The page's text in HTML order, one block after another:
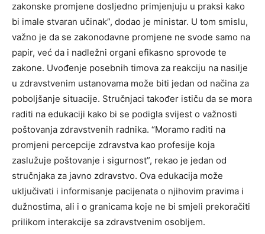
zakonske promjene dosljedno primjenjuju u praksi kako
bi imale stvaran učinak”, dodao je ministar. U tom smislu,
važno je da se zakonodavne promjene ne svode samo na
papir, već da i nadležni organi efikasno sprovode te
zakone. Uvođenje posebnih timova za reakciju na nasilje
u zdravstvenim ustanovama može biti jedan od načina za
poboljšanje situacije. Stručnjaci također ističu da se mora
raditi na edukaciji kako bi se podigla svijest o važnosti
poštovanja zdravstvenih radnika. “Moramo raditi na
promjeni percepcije zdravstva kao profesije koja
zaslužuje poštovanje i sigurnost”, rekao je jedan od
stručnjaka za javno zdravstvo. Ova edukacija može
uključivati i informisanje pacijenata o njihovim pravima i
dužnostima, ali i o granicama koje ne bi smjeli prekoračiti
prilikom interakcije sa zdravstvenim osobljem.